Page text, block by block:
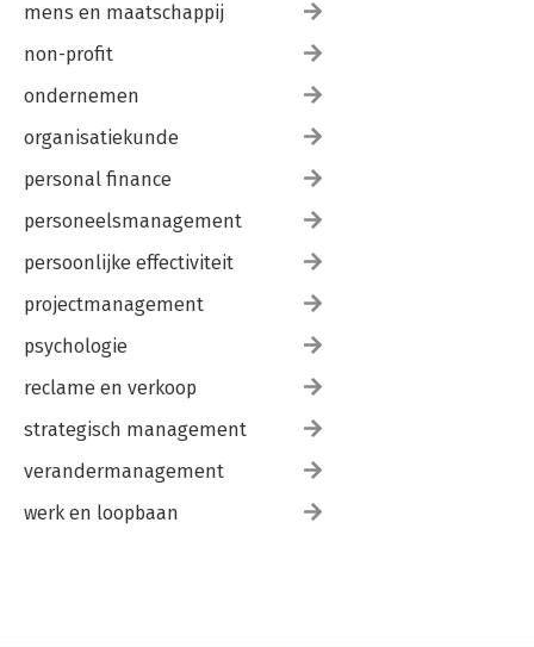
mens en maatschappij
non-profit
ondernemen
organisatiekunde
personal finance
personeelsmanagement
persoonlijke effectiviteit
projectmanagement
psychologie
reclame en verkoop
strategisch management
verandermanagement
werk en loopbaan